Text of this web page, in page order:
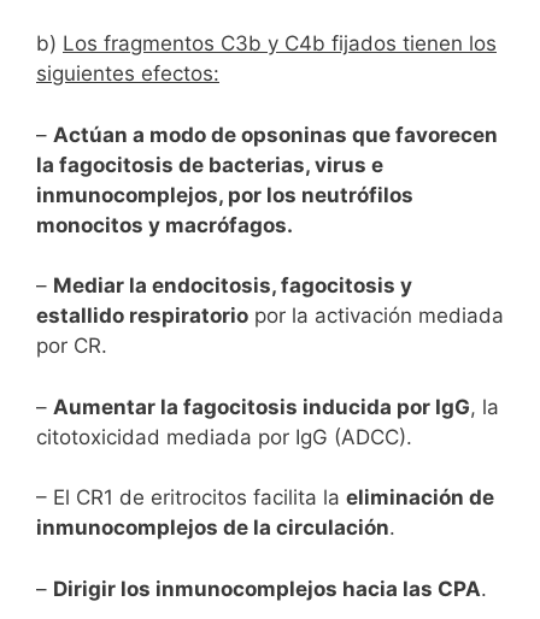
b) Los fragmentos C3b y C4b fijados tienen los
siguientes efectos:
– Actúan a modo de opsoninas que favorecen
la fagocitosis de bacterias, virus e
inmunocomplejos, por los neutrófilos
monocitos y macrófagos.
– Mediar la endocitosis, fagocitosis y
estallido respiratorio por la activación mediada
por CR.
– Aumentar la fagocitosis inducida por IgG, la
citotoxicidad mediada por IgG (ADCC).
– El CR1 de eritrocitos facilita la eliminación de
inmunocomplejos de la circulación.
– Dirigir los inmunocomplejos hacia las CPA.